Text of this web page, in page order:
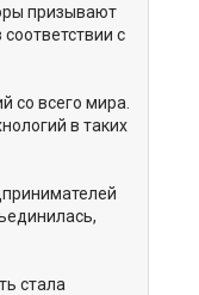
призывают
с
со всего мира.
в таких
стала